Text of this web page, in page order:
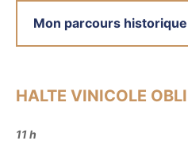
Mon parcours historique
HALTE VINICOLE
11 h